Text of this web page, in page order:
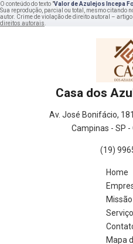
O conteúdo do texto "Valor de Azulejos Incepa
Sua reprodução, parcial ou total, mesmo citando
autor. Crime de violação de direito autoral –
direitos autorais
Casa dos
Av. José Bonifácio,
Campinas - SP -
(19)
Home
Missão
Mapa